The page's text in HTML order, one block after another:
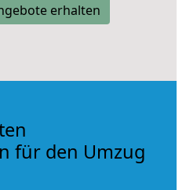
erhalten
für den Umzug